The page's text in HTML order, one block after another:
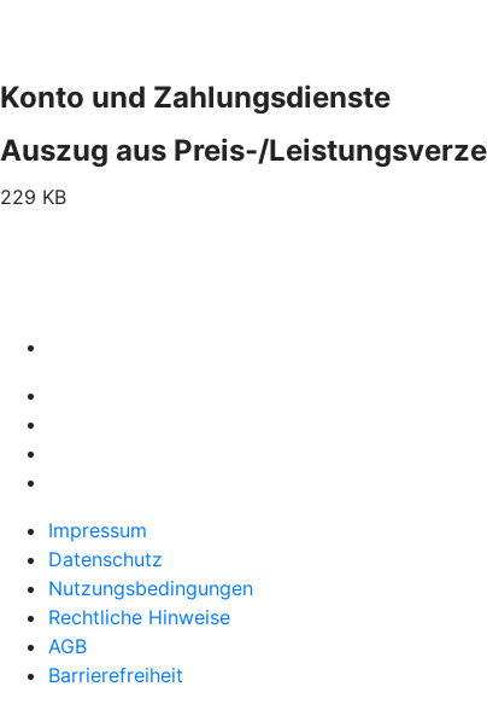
Konto und Zahlungsdienste
Auszug aus Preis-/
229 KB
Impressum
Datenschutz
Nutzungsbedingungen
Rechtliche Hinweise
AGB
Barrierefreiheit